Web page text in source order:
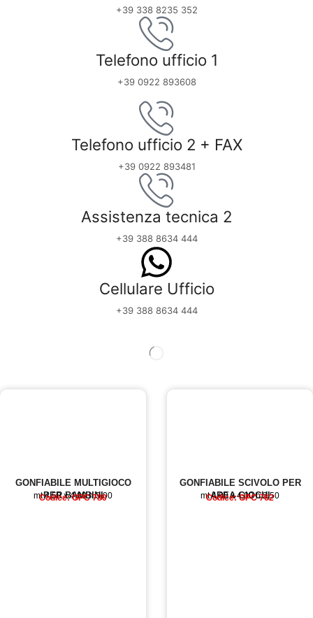
+39 338 8235 352
Telefono ufficio 1
+39 0922 893608
Telefono ufficio 2 + FAX
+39 0922 893481
Assistenza tecnica 2
+39 388 8634 444
Cellulare Ufficio
+39 388 8634 444
GONFIABILE MULTIGIOCO
PER BAMBINI
mt 4,50 x 4,00 h 3,00
Codice: GPC 780
GONFIABILE SCIVOLO PER
AREA GIOCHI
mt 4,00 x 4,00 h 2,50
Codice: GPC 762